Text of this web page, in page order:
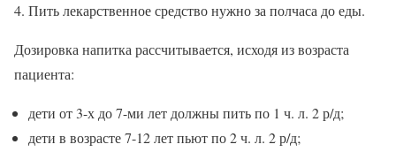
Пить лекарственное средство нужно за полчаса до еды.
Дозировка напитка рассчитывается, исходя из возраста
пациента:
дети от 3-х до 7-ми лет должны пить по 1 ч. л. 2 р/д;
дети в возрасте 7-12 лет пьют по 2 ч. л. 2 р/д;